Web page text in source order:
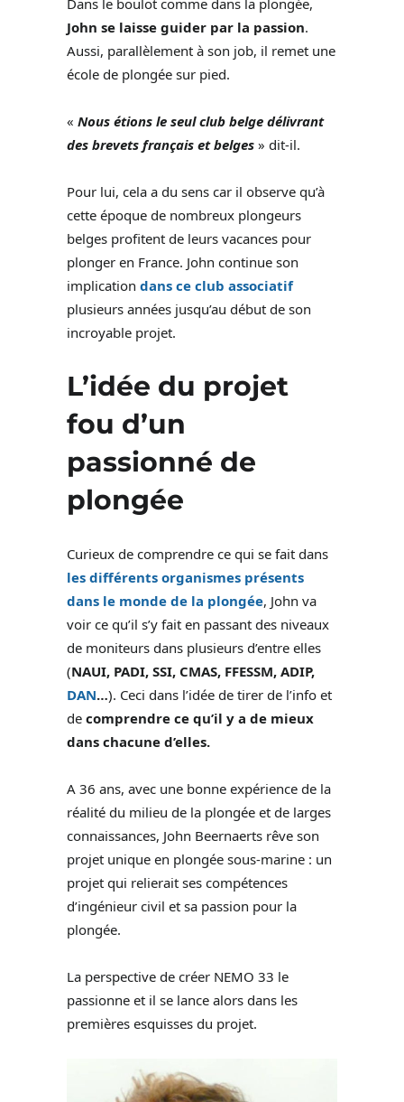
John se laisse guider par la passion.
Aussi, parallèlement à son job, il remet une
école de plongée sur pied.
« Nous étions le seul club belge délivrant
des brevets français et belges » dit-il.
Pour lui, cela a du sens car il observe qu’à
cette époque de nombreux plongeurs
belges profitent de leurs vacances pour
plonger en France. John continue son
implication dans ce club associatif
plusieurs années jusqu’au début de son
incroyable projet.
L’idée du projet
fou d’un
passionné de
plongée
Curieux de comprendre ce qui se fait dans
les différents organismes présents
dans le monde de la plongée, John va
voir ce qu’il s’y fait en passant des niveaux
de moniteurs dans plusieurs d’entre elles
(NAUI, PADI, SSI, CMAS, FFESSM, ADIP,
DAN…). Ceci dans l’idée de tirer de l’info et
de comprendre ce qu’il y a de mieux
dans chacune d’elles.
A 36 ans, avec une bonne expérience de la
réalité du milieu de la plongée et de larges
connaissances, John Beernaerts rêve son
projet unique en plongée sous-marine : un
projet qui relierait ses compétences
d’ingénieur civil et sa passion pour la
plongée.
La perspective de créer NEMO 33 le
passionne et il se lance alors dans les
premières esquisses du projet.